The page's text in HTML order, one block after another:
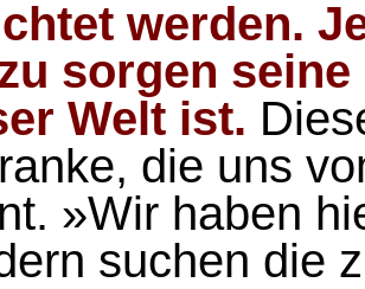
werden.
sorgen
Welt ist.
die uns
»Wir haben
suchen die